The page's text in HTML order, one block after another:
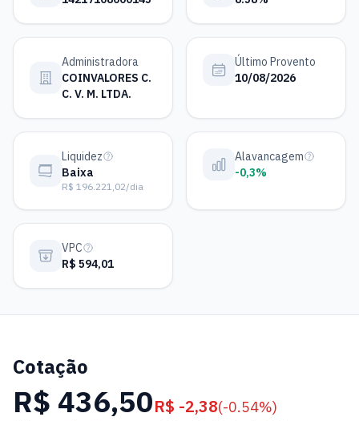
Administradora
COINVALORES C.
C. V. M. LTDA.
Último Provento
10/08/2026
Liquidez
Baixa
R$ 196.221,02/dia
Alavancagem
-0,3%
VPC
R$ 594,01
Cotação
R$ 436,50R$ -2,38(-0.54%)